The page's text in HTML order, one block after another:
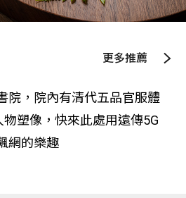
更多推薦
院，院內有清代五品官服體
塑像，快來此處用遠傳5G
網的樂趣